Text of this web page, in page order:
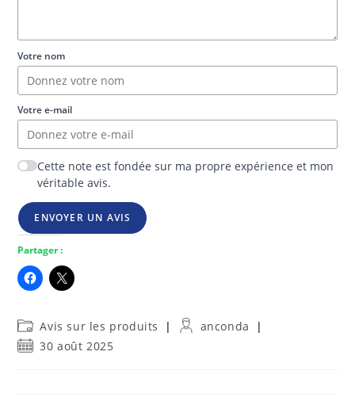
Votre nom
Votre e-mail
Cette note est fondée sur ma propre expérience et mon
véritable avis.
ENVOYER UN AVIS
Partager :
Post
category:
Avis sur les produits
Auteur/autrice
anconda
Publication
30 août 2025